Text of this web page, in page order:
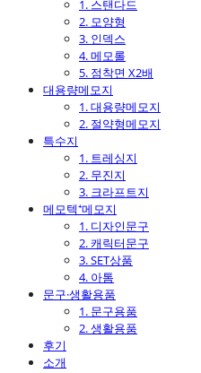
1. 스탠다드
2. 모양형
3. 인덱스
4. 메모롤
5. 점착면 X2배
대용량메모지
1. 대용량메모지
2. 절약형메모지
특수지
1. 트레싱지
2. 무진지
3. 크라프트지
메모텍⁺메모지
1. 디자인문구
2. 캐릭터문구
3. SET상품
4. 아톰
문구·생활용품
1. 문구용품
2. 생활용품
후기
소개